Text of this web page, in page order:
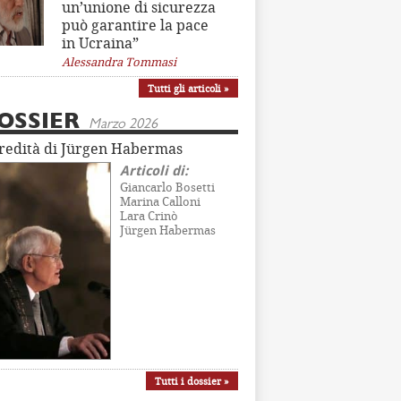
un’unione di sicurezza
può garantire la pace
in Ucraina”
Alessandra Tommasi
Tutti gli articoli »
Marzo 2026
di Jürgen Habermas
Articoli di:
Giancarlo Bosetti
Marina Calloni
Lara Crinò
Jürgen Habermas
Tutti i dossier »